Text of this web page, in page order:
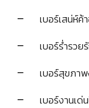
เบอร์เสน่ห์ค้
เบอร์ร่ำรวย
เบอร์สุขภา
เบอร์งานเ